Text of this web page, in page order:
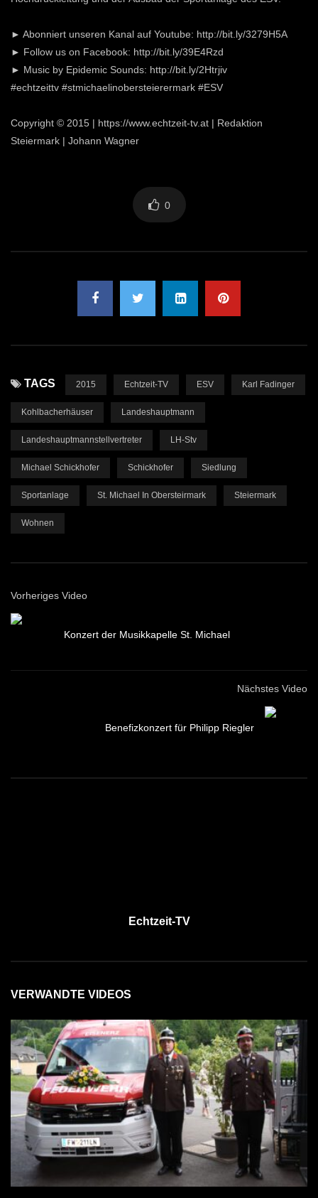
► Abonniert unseren Kanal auf Youtube: http://bit.ly/3279H5A
► Follow us on Facebook: http://bit.ly/39E4Rzd
► Music by Epidemic Sounds: http://bit.ly/2Htrjiv
#echtzeittv #stmichaelinobersteierermark #ESV
Copyright © 2015 | https://www.echtzeit-tv.at | Redaktion
Steiermark | Johann Wagner
0
TAGS 2015 Echtzeit-TV ESV Karl Fadinger
Kohlbacherhäuser Landeshauptmann
Landeshauptmannstellvertreter LH-Stv
Michael Schickhofer Schickhofer Siedlung
Sportanlage St. Michael In Obersteirmark Steiermark
Wohnen
Vorheriges Video
Konzert der Musikkapelle St. Michael
Nächstes Video
Benefizkonzert für Philipp Riegler
Echtzeit-TV
VERWANDTE VIDEOS